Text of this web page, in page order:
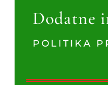
Dodatne
POLITIKA